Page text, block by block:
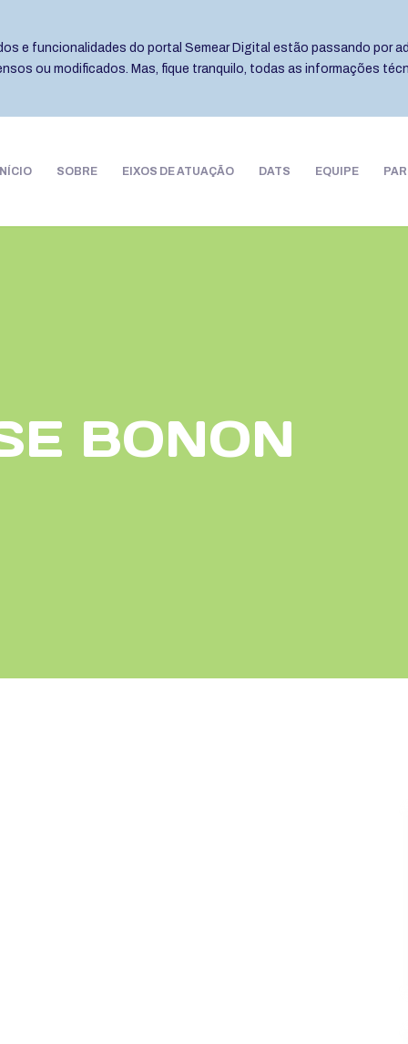
e funcionalidades do portal Semear Digital estão passando por
ou modificados. Mas, fique tranquilo, todas as informações
INÍCIO SOBRE EIXOS DE ATUAÇÃO DATS EQUIPE
BONON